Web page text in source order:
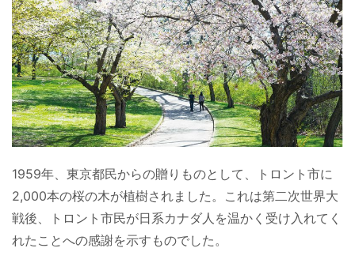
1959年、東京都民からの贈りものとして、トロント市に
2,000本の桜の木が植樹されました。これは第二次世界大
戦後、トロント市民が日系カナダ人を温かく受け入れてく
れたことへの感謝を示すものでした。